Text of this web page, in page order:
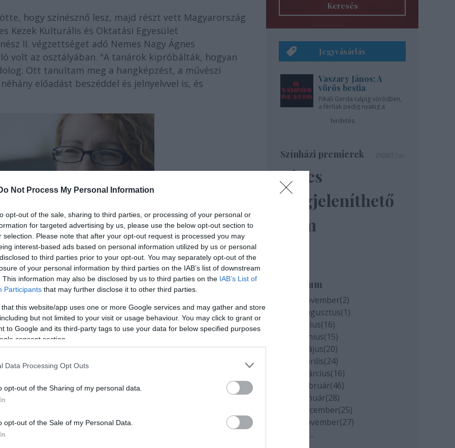
Not Process My Personal Information
opt-out of the sale, sharing to third parties, or processing of your personal or
for targeted advertising by us, please use the below opt-out section to
selection. Please note that after your opt-out request is processed you may
interest-based ads based on personal information utilized by us or personal
to third parties prior to your opt-out. You may separately opt-out of the
of your personal information by third parties on the IAB’s list of downstream
This information may also be disclosed by us to third parties on the IAB’s List of
Participants that may further disclose it to other third parties.
that this website/app uses one or more Google services and may gather and store
but not limited to your visit or usage behaviour. You may click to grant or
to Google and its third-party tags to use your data for below specified purposes
consent section.
Data Processing Opt Outs
opt-out of the Sharing of my personal data.
opt-out of the Sale of my Personal Data.
hogy színésznő lesz, majd részt vett Magyarország
Kezek Kulturális és Oktatási Egyesület
II. végzettséget adó Nemes Nagy Ágnes
volt az osztályában. "A tanárok kipróbálták, hogyan
Ott tanultam meg a hangképzést, a művészi
előadást beszéddel és jelnyelvvel is, és
Nők Lapja Café
Magyarországon,Mázló Tímeaígy felelt: "Én
De nagyon nehéz előrelépni, mert bizonytalan a
lenézik, kinevetik őket. De nekem mindegy, én
támogattak, biztattak, hogy menjek előre, ne adjam
tehetsége a színjátszáshoz, de ők ragaszkodnak a
siketek és nagyothallók előtt merik felvállalni
Meg kell mutatni, hogy mire vagyunk képesek. Van
csinálni, és ne adjam fel."
Keresés
Jegyvásárlás
Vaszary János: A
vörös bestia
Pikali Gerda talpig vörösben,
a férfiak pedig nyakig a
hirdetés
Színházi premierek
Nincs
megjeleníthető
elem
Archívum
2020 november(2)
2020 augusztus(1)
2020 július(16)
2020 június(15)
2020 május(20)
2020 április(24)
2020 március(16)
2020 február(46)
2020 január(28)
2019 december(25)
2019 november(27)
...